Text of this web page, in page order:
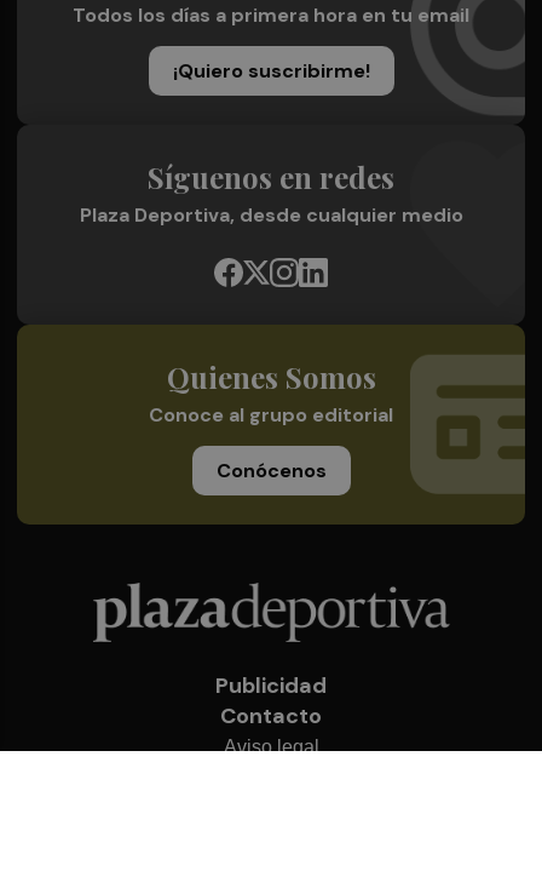
Todos los días a primera hora en tu email
¡Quiero suscribirme!
Síguenos en redes
Plaza Deportiva, desde cualquier medio
Quienes Somos
Conoce al grupo editorial
Conócenos
Publicidad
Contacto
Aviso legal